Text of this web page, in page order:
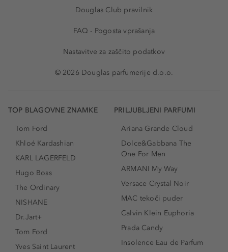
Douglas Club pravilnik
FAQ - Pogosta vprašanja
Nastavitve za zaščito podatkov
© 2026 Douglas parfumerije d.o.o.
TOP BLAGOVNE ZNAMKE
Tom Ford
Khloé Kardashian
KARL LAGERFELD
Hugo Boss
The Ordinary
NISHANE
Dr.Jart+
Tom Ford
Yves Saint Laurent
PRILJUBLJENI PARFUMI
Ariana Grande Cloud
Dolce&Gabbana The
One For Men
ARMANI My Way
Versace Crystal Noir
MAC tekoči puder
Calvin Klein Euphoria
Prada Candy
Insolence Eau de Parfum